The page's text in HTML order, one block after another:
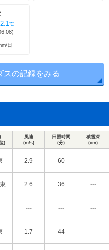
℃
日
スの記録をみる
)
風速
(m/s)
日照時間
(分)
積雪深
(cm)
2.9 60 ---
2.6 36 ---
--- --- ---
1.7 44 ---